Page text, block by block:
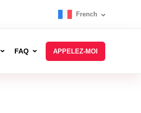
French
FAQ APPELEZ-MOI